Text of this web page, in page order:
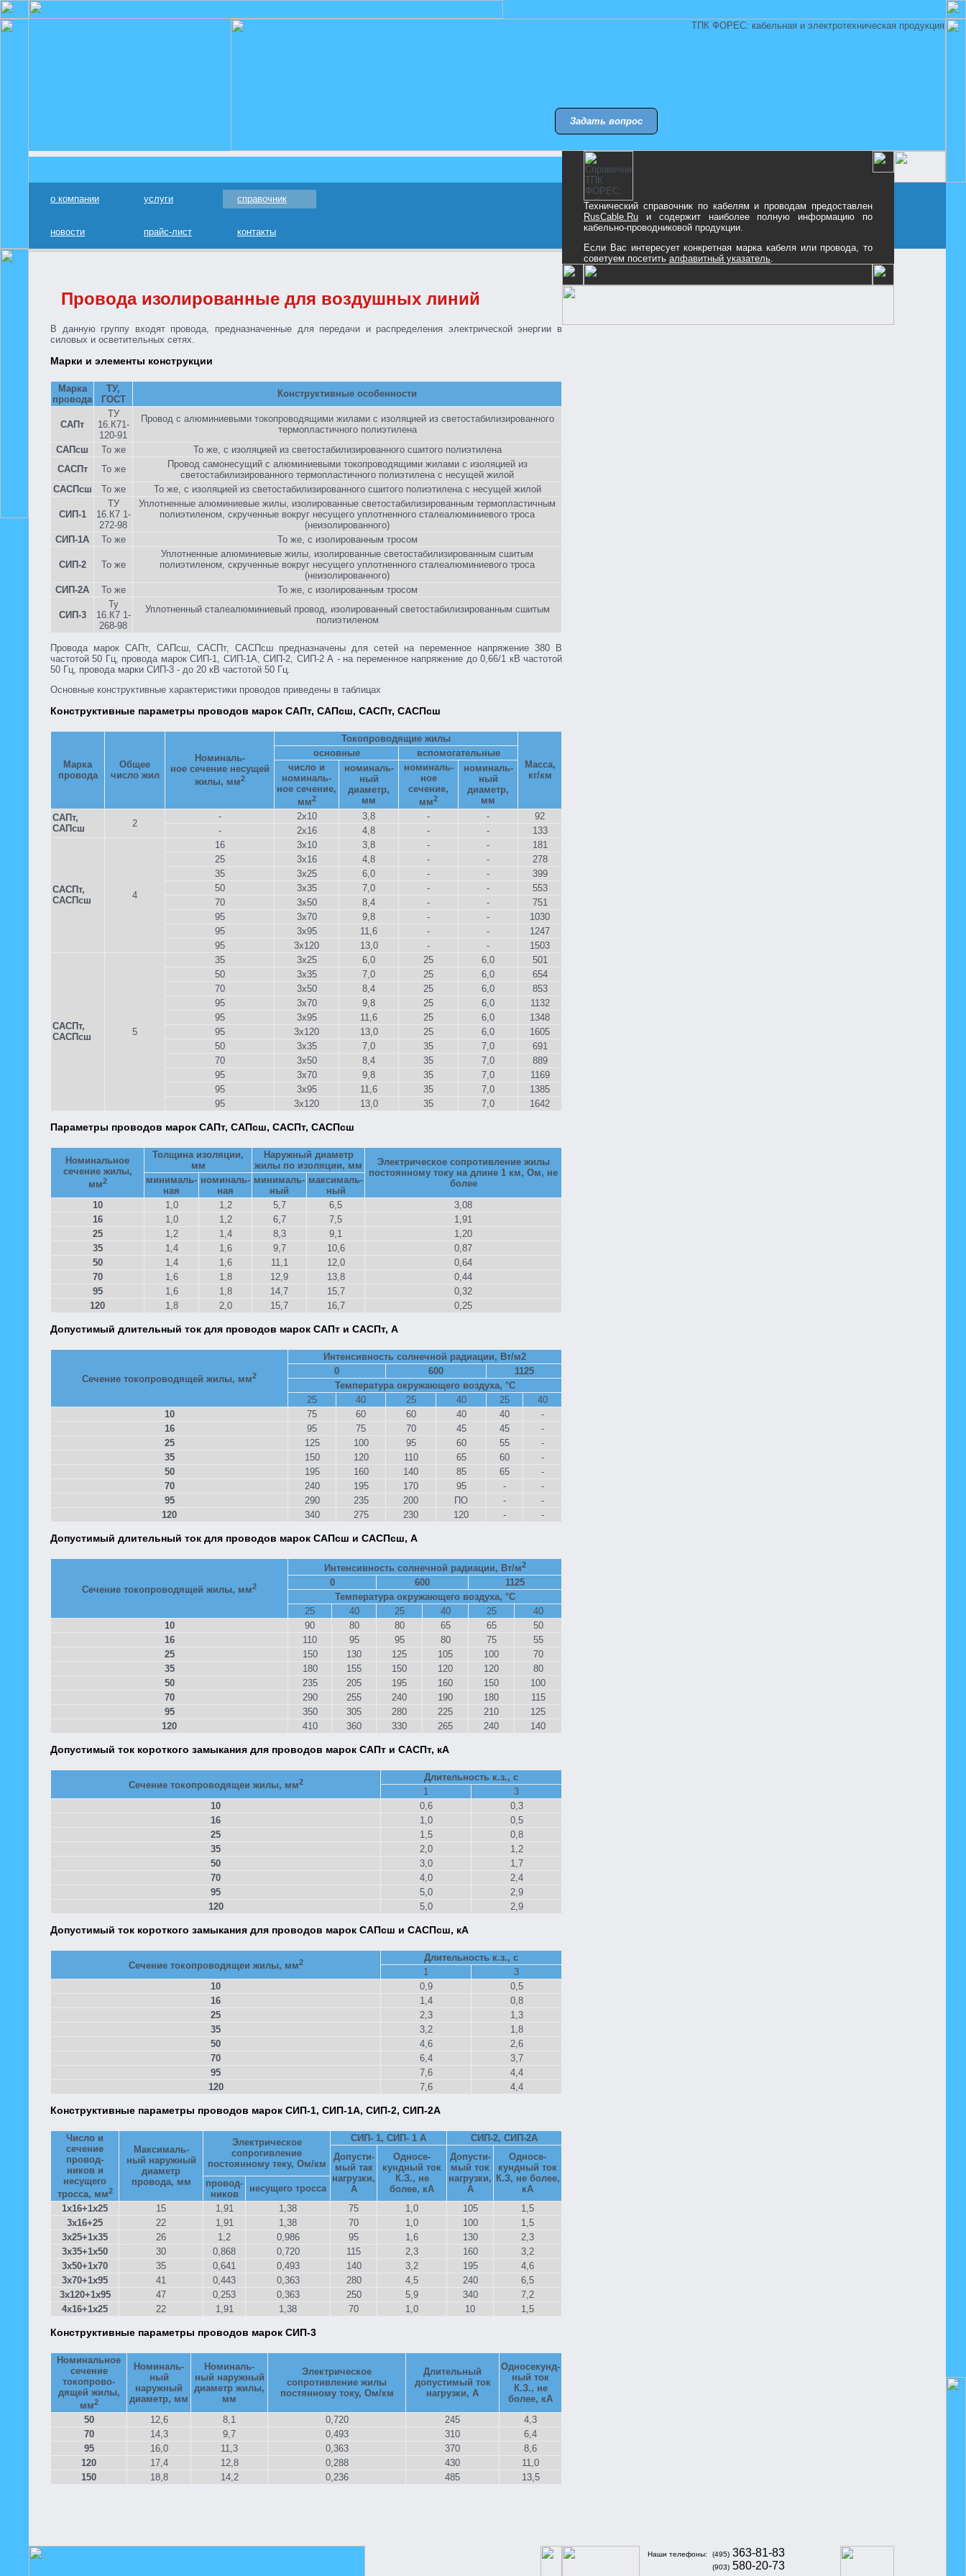
Задать вопрос
о компании услуги справочник
новости прайс-лист контакты
Провода изолированные для воздушных линий
В данную группу входят провода, предназначенные для передачи и распределения электрической энергии в
силовых и осветительных сетях.
Марки и элементы конструкции
Марка
провода
ТУ,
ГОСТ
Конструктивные особенности
САПт
ТУ
16.К71-
120-91
Провод с алюминиевыми токопроводящими жилами с изоляцией из светостабилизированного
термопластичного полиэтилена
САПсш
То же
То же, с изоляцией из светостабилизированного сшитого полиэтилена
САСПт
То же
Провод самонесущий с алюминиевыми токопроводящими жилами с изоляцией из
светостабилизированного термопластичного полиэтилена с несущей жилой
САСПсш
То же То же, с изоляцией из светостабилизированного сшитого полиэтилена с несущей жилой
СИП-1
ТУ
16.К7 1-
272-98
Уплотненные алюминиевые жилы, изолированные светостабилизированным термопластичным
полиэтиленом, скрученные вокруг несущего уплотненного сталеалюминиевого троса
(неизолированного)
СИП-1А
То же То же, с изолированным тросом
СИП-2 То же
Уплотненные алюминиевые жилы, изолированные светостабилизированным сшитым
полиэтиленом, скрученные вокруг несущего уплотненного сталеалюминиевого троса
(неизолированного)
СИП-2А
То же То же, с изолированным тросом
СИП-3
Ту
16.К7 1-
268-98
Уплотненный сталеалюминиевый провод, изолированный светостабилизированным сшитым
полиэтиленом
Провода марок САПт, САПсш, САСПт, САСПсш предназначены для сетей на переменное напряжение 380 В
частотой 50 Гц, провода марок СИП-1, СИП-1А, СИП-2, СИП-2 А - на переменное напряжение до 0,66/1 кВ частотой
50 Гц, провода марки СИП-3 - до 20 кВ частотой 50 Гц.
Основные конструктивные характеристики проводов приведены в таблицах
Конструктивные параметры проводов марок САПт, САПсш, САСПт, САСПсш
Марка
провода
Общее
число жил
Номиналь-
ное сечение несущей
жилы, мм2
Токопроводящие жилы
Масса,
кг/км
основные
вспомогательные
число и
номиналь-
ное сечение,
мм2
номиналь-
ный
диаметр,
мм
номиналь-
ное
сечение,
мм2
номиналь-
ный
диаметр,
мм
САПт,
САПсш
2
- 2x10 3,8 - -
92
-
2x16 4,8 - - 133
САСПт,
САСПсш
4
16 3x10 3,8 - -
181
25
3x16 4,8 - -
278
35
3x25 6,0 - -
399
50
3x35 7,0 - -
553
70
3x50 8,4 - -
751
95
3x70 9,8 - -
1030
95
3x95 11,6 - -
1247
95
3x120 13,0 - - 1503
САСПт,
САСПсш
5
35 3x25 6,0 25 6,0
501
50
3x35 7,0 25 6,0
654
70
3x50 8,4 25 6,0
853
95
3x70 9,8 25 6,0
1132
95
3x95 11,6 25 6,0
1348
95
3x120 13,0 25 6,0
1605
50
3x35 7,0 35 7,0
691
70
3x50 8,4 35 7,0
889
95
3x70 9,8 35 7,0
1169
95
3x95 11,6 35 7,0
1385
95
3x120 13,0 35 7,0 1642
Параметры проводов марок САПт, САПсш, САСПт, САСПсш
Номинальное
сечение жилы,
мм2
Толщина изоляции,
мм
Наружный диаметр
жилы по изоляции, мм
Электрическое сопротивление жилы
постоянному току на длине 1 км, Ом, не
более
минималь-
ная
номиналь-
ная
минималь-
ный
максималь-
ный
10
1,0 1,2 5,7 6,5
3,08
16
1,0 1,2 6,7 7,5
1,91
25
1,2 1,4 8,3 9,1
1,20
35
1,4 1,6 9,7 10,6
0,87
50
1,4 1,6 11,1 12,0
0,64
70
1,6 1,8 12,9 13,8
0,44
95
1,6 1,8 14,7 15,7
0,32
120
1,8 2,0 15,7 16,7 0,25
Допустимый длительный ток для проводов марок САПт и САСПт, А
Сечение токопроводящей жилы, мм2
Интенсивность солнечной радиации, Вт/м2
0
600
1125
Температура окружающего воздуха, °С
25
40 25 40 25
40
10
75 60 60 40 40
-
16
95 75 70 45 45
-
25
125 100 95 60 55
-
35
150 120 110 65 60
-
50
195 160 140 85 65
-
70
240 195 170 95 -
-
95
290 235 200 ПО -
-
120
340 275 230 120 - -
Допустимый длительный ток для проводов марок САПсш и САСПсш, А
Сечение токопроводящей жилы, мм2
Интенсивность солнечной радиации, Вт/м2
0 600
1125
Температура окружающего воздуха, °С
25
40 25 40 25
40
10
90 80 80 65 65
50
16
110 95 95 80 75
55
25
150 130 125 105 100
70
35
180 155 150 120 120
80
50
235 205 195 160 150
100
70
290 255 240 190 180
115
95
350 305 280 225 210
125
120
410 360 330 265 240 140
Допустимый ток короткого замыкания для проводов марок САПт и САСПт, кА
Сечение токопроводящеи жилы, мм2
Длительность к.з., с
1
3
10
0,6
0,3
16
1,0
0,5
25
1,5
0,8
35
2,0
1,2
50
3,0
1,7
70
4,0
2,4
95
5,0
2,9
120
5,0 2,9
Допустимый ток короткого замыкания для проводов марок САПсш и САСПсш, кА
Сечение токопроводящеи жилы, мм2
Длительность к.з., с
1
3
10
0,9
0,5
16
1,4
0,8
25
2,3
1,3
35
3,2
1,8
50
4,6
2,6
70
6,4
3,7
95
7,6
4,4
120
7,6 4,4
Конструктивные параметры проводов марок СИП-1, СИП-1А, СИП-2, СИП-2А
Число и
сечение
провод-
ников и
несущего
тросса, мм2
Максималь-
ный наружный
диаметр
провода, мм
Электрическое
сопрогивление
постоянному теку, Ом/км
СИП- 1, СИП- 1 А
СИП-2, СИП-2А
Допусти-
мый так
нагрузки,
А
Односе-
кундный ток
К.З., не
более, кА
Допусти-
мый ток
нагрузки,
А
Односе-
кундный ток
К.З, не более,
кА
провод-
ников
несущего тросса
1x16+1x25
15 1,91 1,38 75 1,0 105
1,5
3x16+25
22 1,91 1,38 70 1,0 100
1,5
3x25+1x35
26 1,2 0,986 95 1,6 130
2,3
3x35+1x50
30 0,868 0,720 115 2,3 160
3,2
3x50+1x70
35 0,641 0,493 140 3,2 195
4,6
3x70+1x95
41 0,443 0,363 280 4,5 240
6,5
3x120+1x95
47 0,253 0,363 250 5,9 340
7,2
4x16+1x25
22 1,91 1,38 70 1,0 10 1,5
Конструктивные параметры проводов марок СИП-3
Номинальное
сечение
токопрово-
дящей жилы,
мм2
Номиналь-
ный
наружный
диаметр, мм
Номиналь-
ный наружный
диаметр жилы,
мм
Электрическое
сопротивление жилы
постянному току, Ом/км
Длительный
допустимый ток
нагрузки, А
Односекунд-
ный ток
К.З., не
более, кА
50
12,6 8,1 0,720 245
4,3
70
14,3 9,7 0,493 310
6,4
95
16,0 11,3 0,363 370
8,6
120
17,4 12,8 0,288 430
11,0
150
18,8 14,2 0,236 485 13,5
Технический справочник по кабелям и проводам предоставлен
RusCable.Ru и содержит наиболее полную информацию по
кабельно-проводниковой продукции.
Если Вас интересует конкретная марка кабеля или провода, то
советуем посетить алфавитный указатель.
Наши телефоны: (495) 363-81-83
(903) 580-20-73